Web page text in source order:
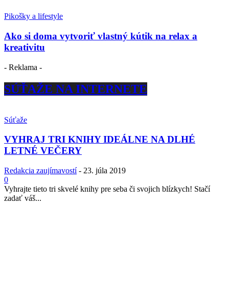
Pikošky a lifestyle
Ako si doma vytvoriť vlastný kútik na relax a
kreativitu
- Reklama -
SÚŤAŽE NA INTERNETE
Súťaže
VYHRAJ TRI KNIHY IDEÁLNE NA DLHÉ
LETNÉ VEČERY
Redakcia zaujímavostí - 23. júla 2019
0
Vyhrajte tieto tri skvelé knihy pre seba či svojich blízkych! Stačí
zadať váš...